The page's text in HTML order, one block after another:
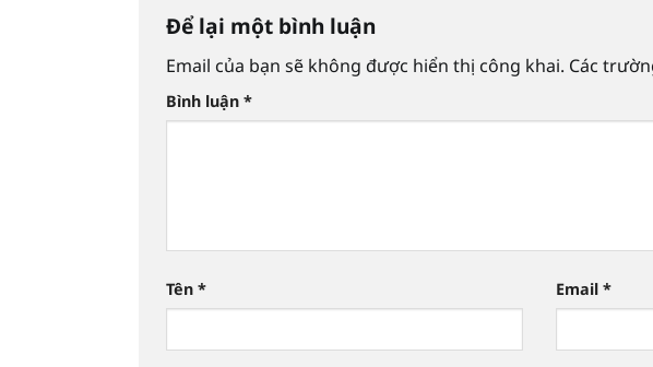
Để lại một bình luận
Email của bạn sẽ không được hiển thị công khai. Các
Bình luận *
Tên * Email *